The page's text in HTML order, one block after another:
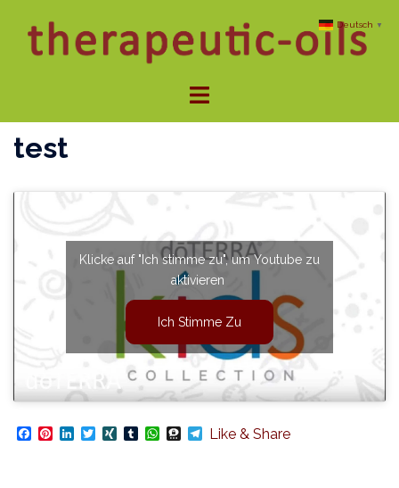
Inhalt
springen
Menü
test
Klicke auf "Ich stimme zu", um Youtube zu
aktivieren
Ich Stimme Zu
Facebook
Pinterest
LinkedIn
TwitterXINGTumblrWhatsApp
Threema
Telegram
Like & Share
Deutsch ▼